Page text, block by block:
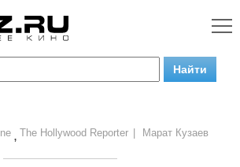
, The Hollywood Reporter Марат Кузаев